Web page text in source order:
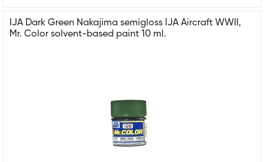
IJA Dark Green Nakajima semigloss IJA Aircraft WWII,
Mr. Color solvent-based paint 10 ml.